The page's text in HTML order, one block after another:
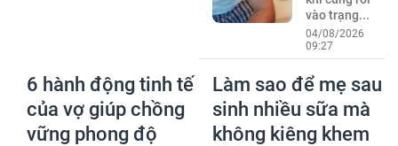
vào trạng...
04/08/2026
09:27
6 hành động tinh tế
của vợ giúp chồng
vững phong độ
Làm sao để mẹ sau
sinh nhiều sữa mà
không kiêng khem